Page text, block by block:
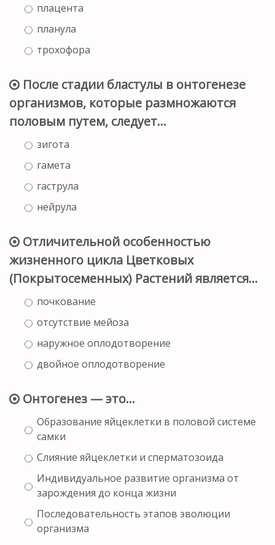
плацента
планула
трохофора
После стадии бластулы в онтогенезе
организмов, которые размножаются
половым путем, следует…
зигота
гамета
гаструла
нейрула
Отличительной особенностью
жизненного цикла Цветковых
(Покрытосеменных) Растений является…
почкование
отсутствие мейоза
наружное оплодотворение
двойное оплодотворение
Онтогенез — это…
Образование яйцеклетки в половой системе
самки
Слияние яйцеклетки и сперматозоида
Индивидуальное развитие организма от
зарождения до конца жизни
Последовательность этапов эволюции
организма